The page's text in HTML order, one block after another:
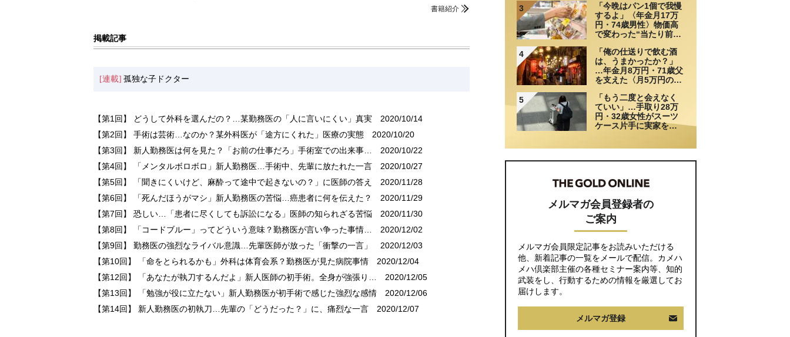
書籍紹介
掲載記事
[連載] 孤独な子ドクター
【第1回】 どうして外科を選んだの？…某勤務医の「人に言いにくい」真実 2020/10/14
【第2回】 手術は芸術…なのか？某外科医が「途方にくれた」医療の実態 2020/10/20
【第3回】 新人勤務医は何を見た？「お前の仕事だろ」手術室での出来事…
2020/10/22
【第4回】 「メンタルボロボロ」新人勤務医…手術中、先輩に放たれた一言 2020/10/27
【第5回】 「聞きにくいけど、麻酔って途中で起きないの？」に医師の答え
2020/11/28
【第6回】 「死んだほうがマシ」新人勤務医の苦悩…癌患者に何を伝えた？
2020/11/29
【第7回】 恐しい…「患者に尽くしても訴訟になる」医師の知られざる苦悩 2020/11/30
【第8回】 「コードブルー」ってどういう意味？勤務医が言い争った事情…
2020/12/02
【第9回】 勤務医の強烈なライバル意識…先輩医師が放った「衝撃の一言」
2020/12/03
【第10回】 「命をとられるかも」外科は体育会系？勤務医が見た病院事情 2020/12/04
【第12回】 「あなたが執刀するんだよ」新人医師の初手術。全身が強張り…
2020/12/05
【第13回】 「勉強が役に立たない」新人勤務医が初手術で感じた強烈な感情 2020/12/06
【第14回】 新人勤務医の初執刀…先輩の「どうだった？」に、痛烈な一言 2020/12/07
「馬鹿だった」肩を落
とす理由
3
「今晩はパン1個で我慢
するよ」〈年金月17万
円・74歳男性〉物価高
で変わった“当たり前の
4
「俺の仕送りで飲む酒
は、うまかったか？」
…年金月8万円・71歳父
を支えた〈月5万円の援
5
「もう二度と会えなく
ていい」…手取り28万
円・32歳女性がスーツ
ケース片手に実家を飛
メルマガ会員登録者の
ご案内
メルマガ会員限定記事をお読みいただける
他、新着記事の一覧をメールで配信。カメハ
メハ倶楽部主催の各種セミナー案内等、知的
武装をし、行動するための情報を厳選してお
届けします。
メルマガ登録